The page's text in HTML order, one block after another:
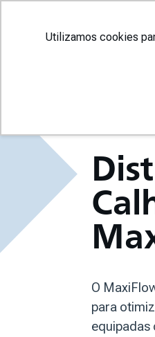
Utilizamos cookies
O
para